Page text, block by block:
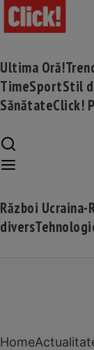
Ultima Oră!
TimeSportStil
SănătateClick!
Război Ucraina-
divers
Home